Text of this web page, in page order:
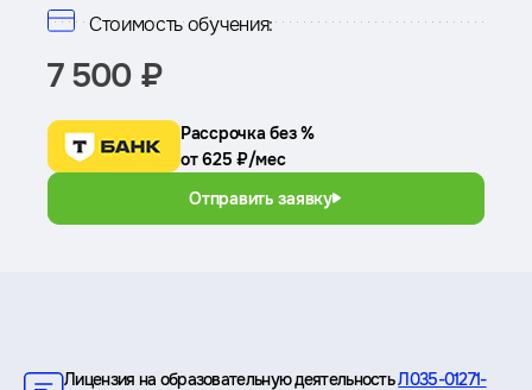
Стоимость обучения:
7 500 ₽
Рассрочка без %
от 625 ₽/мес
Отправить заявку
Лицензия на образовательную деятельностьЛ035-01271-